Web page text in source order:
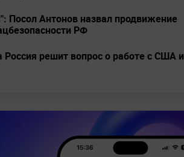
Посол Антонов назвал продвижение
РФ
Россия решит вопрос о работе с США и